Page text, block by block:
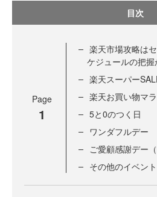
目次
Page
1
楽天市場攻略は
ケジュールの把握
楽天スーパー
楽天お買い物マ
5と0のつく日
ワンダフルデー
ご愛顧感謝デー（
その他のイベント